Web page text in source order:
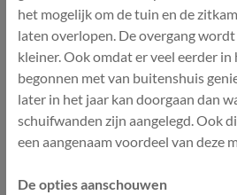
het mogelijk om de tuin en de
laten overlopen. De overgang
kleiner. Ook omdat er veel eerder
begonnen met van buitenshuis
later in het jaar kan doorgaan dan
schuifwanden zijn aangelegd. Ook
een aangenaam voordeel van deze
De opties aanschouwen